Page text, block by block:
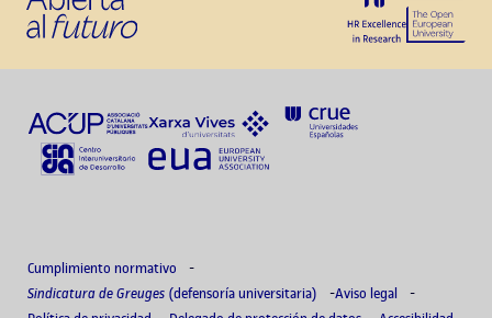
Cumplimiento normativo
Sindicatura de Greuges (defensoría universitaria)
Aviso legal